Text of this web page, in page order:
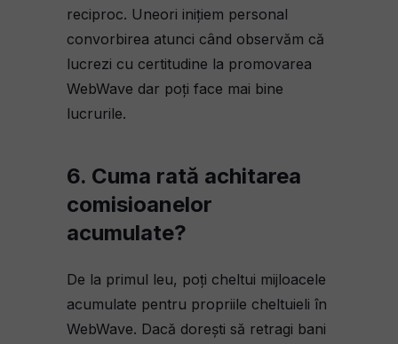
6. Cuma rată achitarea
comisioanelor
acumulate?
De la primul leu, poți cheltui mijloacele
acumulate pentru propriile cheltuieli în
WebWave. Dacă dorești să retragi bani
reciproc. Uneori inițiem personal
convorbirea atunci când observăm că
lucrezi cu certitudine la promovarea
WebWave dar poți face mai bine
lucrurile.